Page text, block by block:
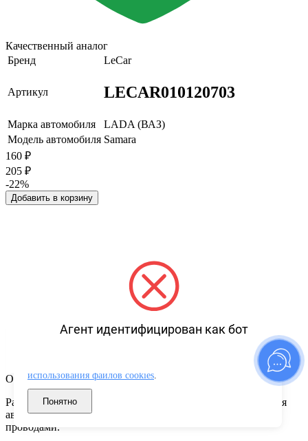
Качественный аналог
Бренд
LeCar
Артикул LECAR010120703
Марка автомобиля
LADA (ВАЗ)
Модель автомобиля Samara
160 ₽
205 ₽
-22%
Добавить в корзину
Агент идентифицирован как бот
Описание товара
Разъем к датчику температуры охлаждающей жидкости для
автомобилей ВАЗ 2108-10, к генератору Peugeot 307 с
проводами.
Используем файлы cookies для корректной работы сайта,
использования файлов cookies.
Понятно